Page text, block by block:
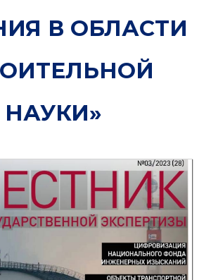
В ОБЛАСТИ
НАУКИ»